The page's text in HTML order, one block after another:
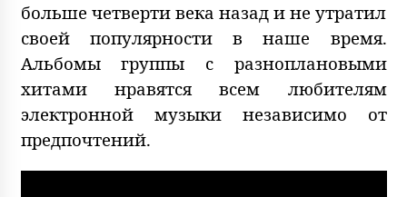
больше четверти века назад и не утратил
своей популярности в наше время.
Альбомы группы с разноплановыми
хитами нравятся всем любителям
электронной музыки независимо от
предпочтений.